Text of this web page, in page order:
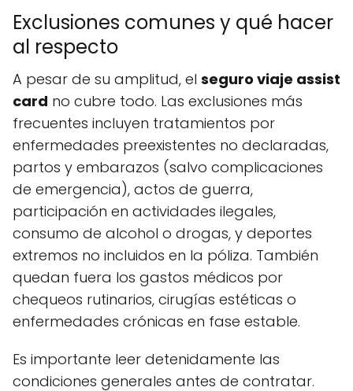
Exclusiones comunes y qué hacer
al respecto
A pesar de su amplitud, el seguro viaje assist
card no cubre todo. Las exclusiones más
frecuentes incluyen tratamientos por
enfermedades preexistentes no declaradas,
partos y embarazos (salvo complicaciones
de emergencia), actos de guerra,
participación en actividades ilegales,
consumo de alcohol o drogas, y deportes
extremos no incluidos en la póliza. También
quedan fuera los gastos médicos por
chequeos rutinarios, cirugías estéticas o
enfermedades crónicas en fase estable.
Es importante leer detenidamente las
condiciones generales antes de contratar.